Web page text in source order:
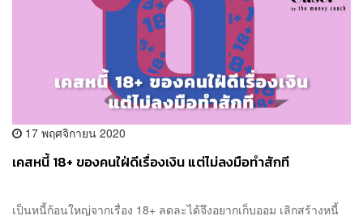
17 พฤศจิกายน 2020
เคสหนี้ 18+ ของคนใฝ่ดีเรื่องเงิน แต่ไม่ลงมือทำสักที
เป็นหนี้ก้อนใหญ่จากเรื่อง 18+ ลดละได้จึงอยากเก็บออม เลิกสร้างหนี้